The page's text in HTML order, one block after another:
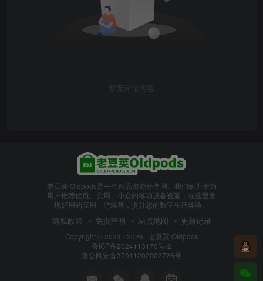
暂无评论内容
老豆荚 Oldpods是一个精品资源分享网。我们致力于为
用户推荐优质、实用、小众的移动设备资源，在这里发
现好用的应用、游戏等，提升您的数字生活体验。
隐私政策 免责声明 站点地图 更新记录
Copyright © 2023 - 2026 · 老豆荚 Oldpods
鲁ICP备2024113170号-2
鲁公网安备37011202002726号